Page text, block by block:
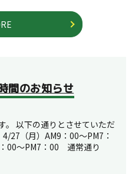
間のお知らせ
。 以下の通りとさせていただ
27（月）AM9：00～PM7：
00～PM7：00 通常通り